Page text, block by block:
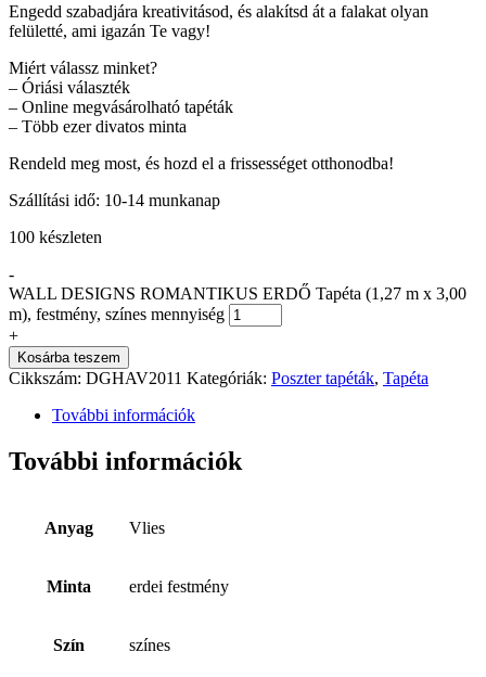
Engedd szabadjára kreativitásod, és alakítsd át a falakat olyan
felületté, ami igazán Te vagy!
Miért válassz minket?
– Óriási választék
– Online megvásárolható tapéták
– Több ezer divatos minta
Rendeld meg most, és hozd el a frissességet otthonodba!
Szállítási idő: 10-14 munkanap
100 készleten
-
WALL DESIGNS ROMANTIKUS ERDŐ Tapéta (1,27 m x 3,00
m), festmény, színes mennyiség
+
Kosárba teszem
Cikkszám: DGHAV2011 Kategóriák: Poszter tapéták, Tapéta
További információk
További információk
Anyag Vlies
Minta erdei festmény
Szín színes